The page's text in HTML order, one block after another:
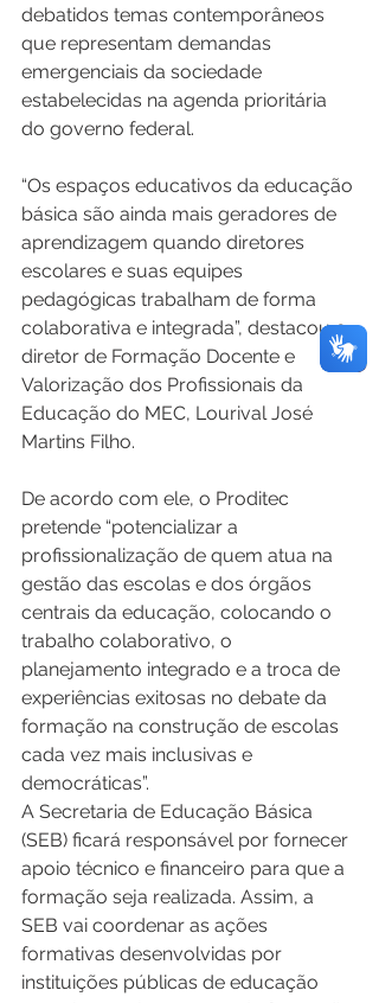
debatidos temas contemporâneos
que representam demandas
emergenciais da sociedade
estabelecidas na agenda prioritária
do governo federal.
“Os espaços educativos da educação
básica são ainda mais geradores de
aprendizagem quando diretores
escolares e suas equipes
pedagógicas trabalham de forma
colaborativa e integrada”, destacou o
diretor de Formação Docente e
Valorização dos Profissionais da
Educação do MEC, Lourival José
Martins Filho.
De acordo com ele, o Proditec
pretende “potencializar a
profissionalização de quem atua na
gestão das escolas e dos órgãos
centrais da educação, colocando o
trabalho colaborativo, o
planejamento integrado e a troca de
experiências exitosas no debate da
formação na construção de escolas
cada vez mais inclusivas e
democráticas”.
A Secretaria de Educação Básica
(SEB) ficará responsável por fornecer
apoio técnico e financeiro para que a
formação seja realizada. Assim, a
SEB vai coordenar as ações
formativas desenvolvidas por
instituições públicas de educação